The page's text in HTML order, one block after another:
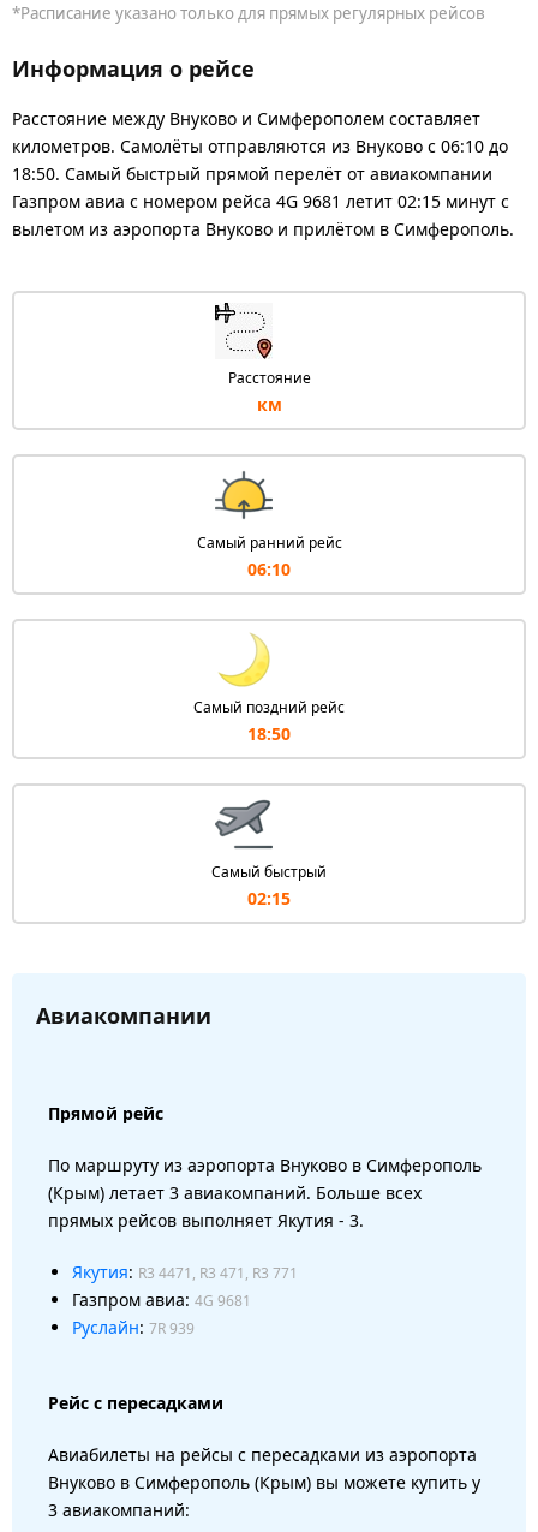
*Расписание указано только для прямых регулярных рейсов
Информация о рейсе
Расстояние между Внуково и Симферополем составляет
километров. Самолёты отправляются из Внуково с 06:10 до
18:50. Самый быстрый прямой перелёт от авиакомпании
Газпром авиа с номером рейса 4G 9681 летит 02:15 минут с
вылетом из аэропорта Внуково и прилётом в Симферополь.
Расстояние
км
Самый ранний рейс
06:10
Самый поздний рейс
18:50
Самый быстрый
02:15
Авиакомпании
Прямой рейс
По маршруту из аэропорта Внуково в Симферополь
(Крым) летает 3 авиакомпаний. Больше всех
прямых рейсов выполняет Якутия - 3.
Якутия: R3 4471, R3 471, R3 771
Газпром авиа: 4G 9681
Руслайн: 7R 939
Рейс с пересадками
Авиабилеты на рейсы с пересадками из аэропорта
Внуково в Симферополь (Крым) вы можете купить у
3 авиакомпаний: